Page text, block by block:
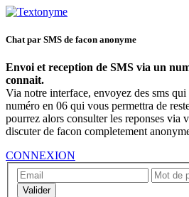
Chat par SMS de facon anonyme
Envoi et reception de SMS via un
connait.
Via notre interface, envoyez des sms qui
numéro en 06 qui vous permettra de
pourrez alors consulter les reponses via
discuter de facon completement
CONNEXION
Valider